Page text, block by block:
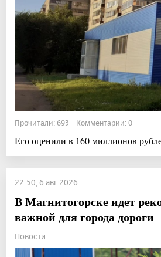
Прочитали: 693 Комментарии: 0
Его оценили в 160 миллионов
22:50, 6 авг 2026
В Магнитогорске идет
важной для города дороги
Новости